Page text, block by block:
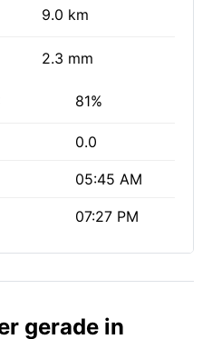
9.0 km
2.3 mm
81%
0.0
05:45 AM
07:27 PM
gerade in